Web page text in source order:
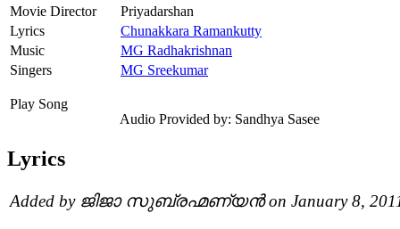
Movie Director
Priyadarshan
Lyrics
Chunakkara Ramankutty
Music
MG Radhakrishnan
Singers
MG Sreekumar
Play Song
Audio Provided by: Sandhya Sasee
Lyrics
Added by ജിജാ സുബ്രഹ്മണ്യൻ on January 8,